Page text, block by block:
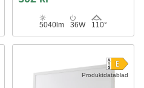
5040lm 36W 110°
Produktdatablad